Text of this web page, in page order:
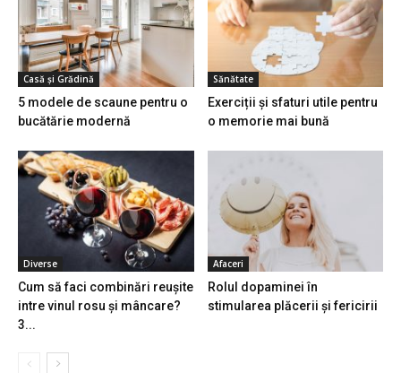
Casă și Grădină
5 modele de scaune pentru o
bucătărie modernă
Sănătate
Exerciții și sfaturi utile pentru
o memorie mai bună
Diverse
Cum să faci combinări reușite
intre vinul rosu și mâncare?
3...
Afaceri
Rolul dopaminei în
stimularea plăcerii și fericirii